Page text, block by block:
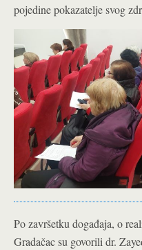
pojedine pokazatelje svog
Po završetku događaja, o
Gradačac su govorili dr.